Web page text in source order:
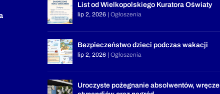
List od Wielkopolskiego Kuratora Oświaty
lip 2, 2026 |Ogłoszenia
Bezpieczeństwo dzieci podczas wakacji
lip 2, 2026 |Ogłoszenia
Uroczyste pożegnanie absolwentów,